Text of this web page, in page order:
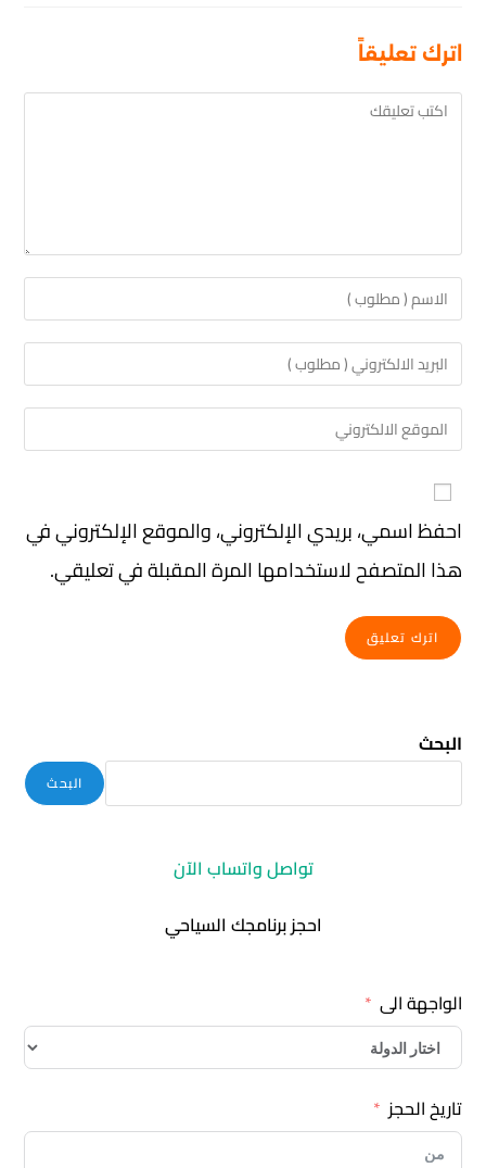
اترك تعليقاً
احفظ اسمي، بريدي الإلكتروني، والموقع الإلكتروني في
هذا المتصفح لاستخدامها المرة المقبلة في تعليقي.
البحث
البحث
تواصل واتساب الآن
احجز برنامجك السياحي
الواجهة الى
تاريخ الحجز